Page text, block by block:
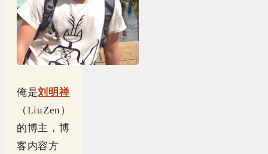
俺是刘明禅
（LiuZen）
的博主，博
客内容方